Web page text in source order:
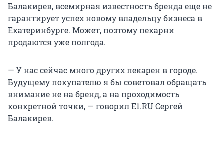
Балакирев, всемирная известность бренда еще не
гарантирует успех новому владельцу бизнеса в
Екатеринбурге. Может, поэтому пекарни
продаются уже полгода.
— У нас сейчас много других пекарен в городе.
Будущему покупателю я бы советовал обращать
внимание не на бренд, а на проходимость
конкретной точки, — говорил E1.RU Сергей
Балакирев.